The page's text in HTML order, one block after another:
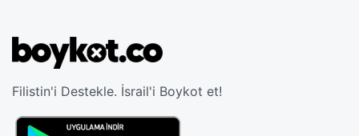
Filistin'i Destekle. İsrail'i Boykot et!